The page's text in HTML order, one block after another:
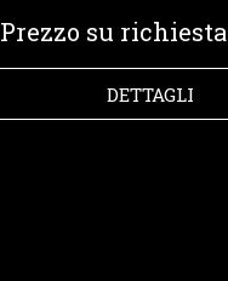
Prezzo su richiesta
DETTAGLI